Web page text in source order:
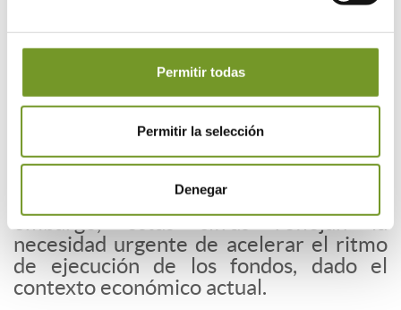
Permitir todas
Permitir la selección
Denegar
Pero si se observa el pago que
realmente ha llegado a los bolsillos, en
los últimos tres años del inicio del Plan
de Recuperación, España ha
desembolsado un total de 18.000
millones de euros. Esto incluye2.400
millones en 2021
10.200 millones en 2023
embargo, estas cifras reflejan la
necesidad urgente de acelerar el ritmo
de ejecución de los fondos, dado el
contexto económico actual.